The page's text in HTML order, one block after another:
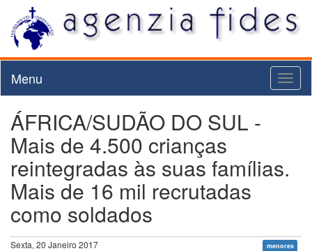
Menu
ÁFRICA/SUDÃO DO SUL -
Mais de 4.500 crianças
reintegradas às suas famílias.
Mais de 16 mil recrutadas
como soldados
Sexta, 20 Janeiro 2017 menores